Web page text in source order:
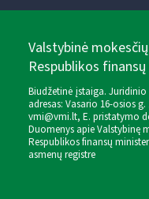
Valstybinė
Respublikos
Biudžetinė įstaiga. Juridinio
adresas: Vasario 16-osios
vmi@vmi.lt, E. pristatymo
Duomenys apie Valstybinę
Respublikos finansų
asmenų registre